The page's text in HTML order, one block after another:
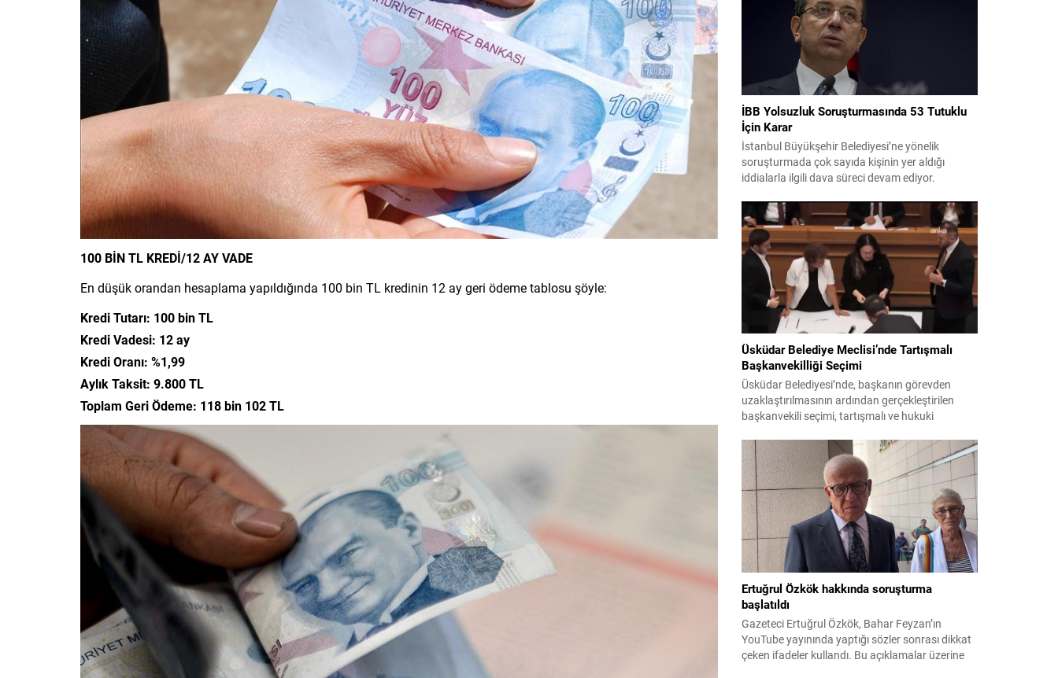
100 BİN TL KREDİ/12 AY VADE
En düşük orandan hesaplama yapıldığında 100 bin TL kredinin 12 ay geri ödeme tablosu şöyle:
Kredi Tutarı: 100 bin TL
Kredi Vadesi: 12 ay
Kredi Oranı: %1,99
Aylık Taksit: 9.800 TL
Toplam Geri Ödeme: 118 bin 102 TL
15 dakika süren oturumun sonuç metninde;
terörle mücadele, bölgesel istikrar,...
İBB Yolsuzluk Soruşturmasında 53 Tutuklu
İçin Karar
İstanbul Büyükşehir Belediyesi’ne yönelik
soruşturmada çok sayıda kişinin yer aldığı
iddialarla ilgili dava süreci devam ediyor.
sanıkların tutukluluk hallerini ayrı ayrı
değerlendirdi. İnceleme sonucunda, aralarında
Ekrem İmamoğlu’nun da bulunduğu 53 tutuklu
hakkında tutukluluk hallerinin sürdürülmesine
karar verildi. İddialar ve değerlendirilen talepler
Soruşturma kapsamında sanıklara yöneltilen...
Üsküdar Belediye Meclisi’nde Tartışmalı
Başkanvekilliği Seçimi
Üsküdar Belediyesi’nde, başkanın görevden
uzaklaştırılmasının ardından gerçekleştirilen
başkanvekili seçimi, tartışmalı ve hukuki
geldi. Yapılan oylamada usul ve gizlilikle ilgili
ciddi iddialar ortaya atıldı; bazı oyların geçersiz
sayılması ve meclis içindeki yönlendirmeler
kamuoyunda tepkilere yol açtı. Seçim sürecinde
yaşanan gelişmeler, parti grupları arasındaki
gerilimi artırdı. CHP’nin...
Ertuğrul Özkök hakkında soruşturma
başlatıldı
Gazeteci Ertuğrul Özkök, Bahar Feyzan’ın
YouTube yayınında yaptığı sözler sonrası dikkat
çeken ifadeler kullandı. Bu açıklamalar üzerine